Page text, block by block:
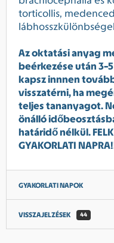
torticollis,
Az oktatási anyag
beérkezése után 3-
kapsz innnen
visszatérni, ha
teljes tananyagot.
önálló
határidő nélkül.
GYAKORLATI
GYAKORLATI NAPOK
VISSZAJELZÉSEK 44